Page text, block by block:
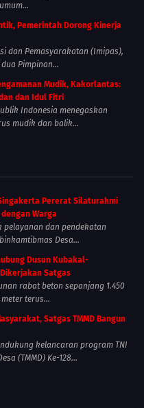
Pemerintah Dorong Kinerja
dan Pemasyarakatan (Imipas),
Pimpinan...
Mudik, Kakorlantas:
dan Idul Fitri
Indonesia menegaskan
mudik dan balik...
Pererat Silaturahmi
Warga
pelayanan dan pendekatan
Desa...
Dusun Kubakal-
Satgas
rabat beton sepanjang 1.450
terus...
Satgas TMMD Bangun
kelancaran program TNI
(TMMD) Ke-128...